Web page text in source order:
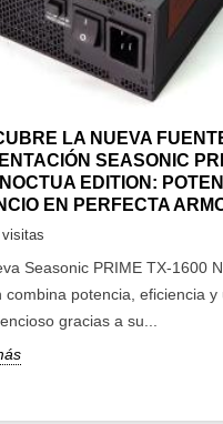
LA NUEVA
SEASONIC
EDITION:
EN PERFECTA
Seasonic PRIME TX-1600
combina potencia, eficiencia y
gracias a su...